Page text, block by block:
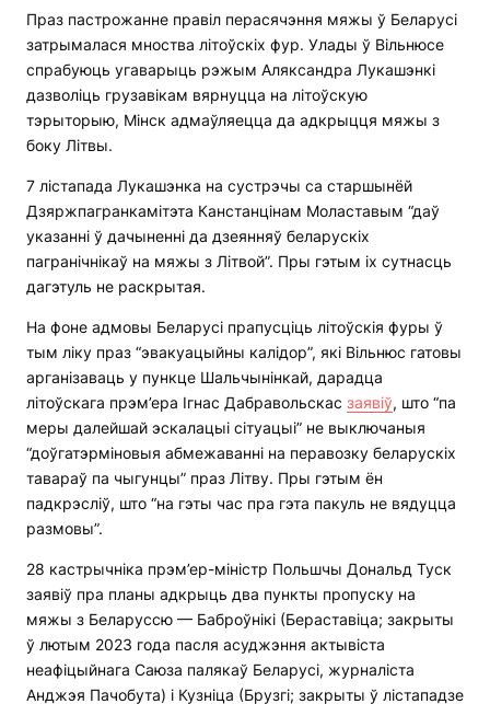
Праз пастрожанне правіл перасячэння мяжы ў Беларусі
затрымалася мноства літоўскіх фур. Улады ў Вільнюсе
спрабуюць угаварыць рэжым Аляксандра Лукашэнкі
дазволіць грузавікам вярнуцца на літоўскую
тэрыторыю, Мінск адмаўляецца да адкрыцця мяжы з
боку Літвы.
7 лістапада Лукашэнка на сустрэчы са старшынёй
Дзяржпагранкамітэта Канстанцінам Моластавым “даў
указанні ў дачыненні да дзеянняў беларускіх
пагранічнікаў на мяжы з Літвой”. Пры гэтым іх сутнасць
дагэтуль не раскрытая.
На фоне адмовы Беларусі прапусціць літоўскія фуры ў
тым ліку праз “эвакуацыйны калідор”, які Вільнюс гатовы
арганізаваць у пункце Шальчынінкай, дарадца
літоўскага прэм’ера Ігнас Дабравольскас заявіў, што “па
меры далейшай эскалацыі сітуацыі” не выключаныя
“доўгатэрміновыя абмежаванні на перавозку беларускіх
тавараў па чыгунцы” праз Літву. Пры гэтым ён
падкрэсліў, што “на гэты час пра гэта пакуль не вядуцца
размовы”.
28 кастрычніка прэм’ер-міністр Польшчы Дональд Туск
заявіў пра планы адкрыць два пункты пропуску на
мяжы з Беларуссю — Баброўнікі (Бераставіца; закрыты
ў лютым 2023 года пасля асуджэння актывіста
неафіцыйнага Саюза палякаў Беларусі, журналіста
Анджэя Пачобута) і Кузніца (Брузгі; закрыты ў лістападзе